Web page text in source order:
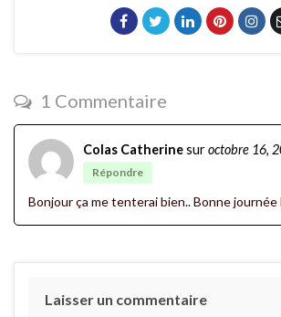
1 Commentaire
Colas Catherinesuroctobre 16,
Répondre
Bonjour ça me tenterai bien.. Bonne journée
Laisser un commentaire